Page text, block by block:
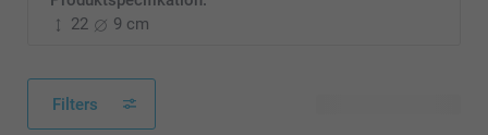
22
9 cm
Filters